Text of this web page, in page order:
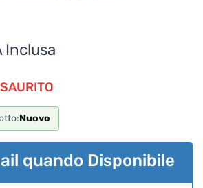
Inclusa
Nuovo
quando Disponibile